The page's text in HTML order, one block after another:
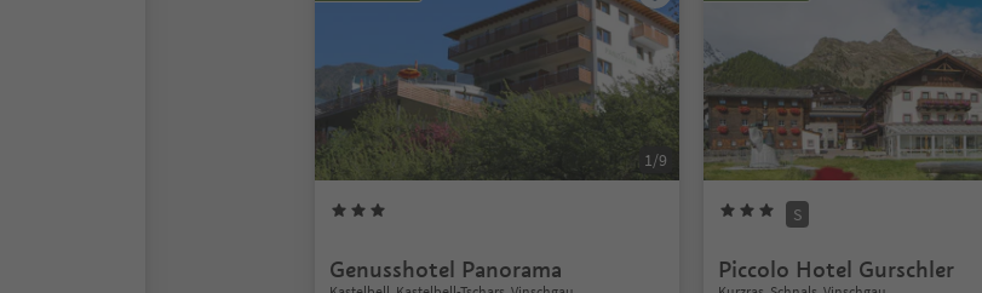
1/9
Genusshotel Panorama
S
Piccolo Hotel Gurschler